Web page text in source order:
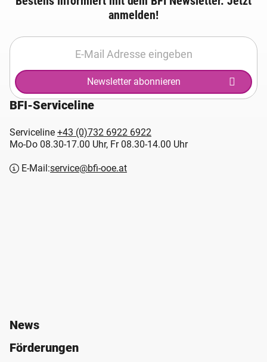
anmelden!
Newsletter abonnieren
BFI-Serviceline
Serviceline +43 (0)732 6922 6922
Mo-Do 08.30-17.00 Uhr, Fr 08.30-14.00 Uhr
E-Mail:service@bfi-ooe.at
News
Förderungen